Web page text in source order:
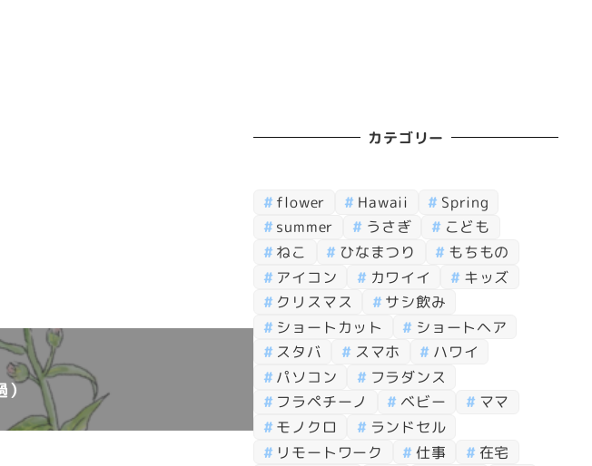
）
カテゴリー
flower Hawaii
Spring
summer
うさぎ
こども
ねこ
ひなまつり
もちもの
アイコン
カワイイ
キッズ
クリスマス
サシ飲み
ショートカット
ショートヘア
スタバ
スマホ
ハワイ
パソコン
フラダンス
フラペチーノ
ベビー
ママ
モノクロ
ランドセル
リモートワーク
仕事
在宅